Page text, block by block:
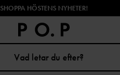
SHOPPA HÖSTENS NYHETER!